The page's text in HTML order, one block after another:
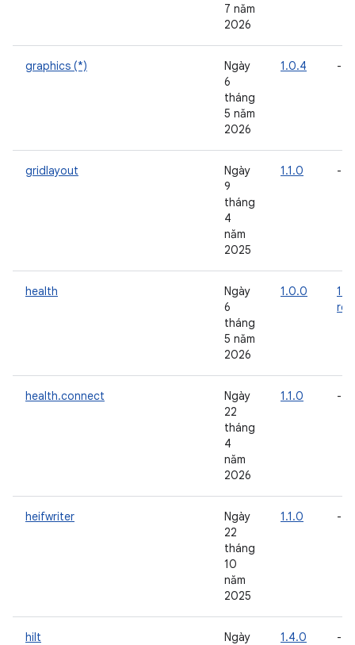
7 năm
2026
graphics (*)
Ngày
6
tháng
5 năm
2026
1.0.4 -
gridlayout
Ngày
9
tháng
4
năm
2025
1.1.0 -
health
Ngày
6
tháng
5 năm
2026
1.0.0
health.connect
Ngày
22
tháng
4
năm
2026
1.1.0 -
heifwriter
Ngày
22
tháng
10
năm
2025
1.1.0 -
hilt
Ngày
1.4.0 -